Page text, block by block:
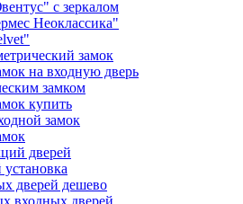
с зеркалом
Неоклассика"
замок
на входную дверь
замком
купить
замок
дверей
дверей дешево
входных дверей